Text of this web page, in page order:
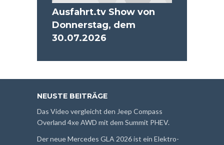
Ausfahrt.tv Show von
Donnerstag, dem
30.07.2026
NEUSTE BEITRÄGE
Das Video vergleicht den Jeep Compass
Overland 4xe AWD mit dem Summit PHEV.
Der neue Mercedes GLA 2026 ist ein Elektro-